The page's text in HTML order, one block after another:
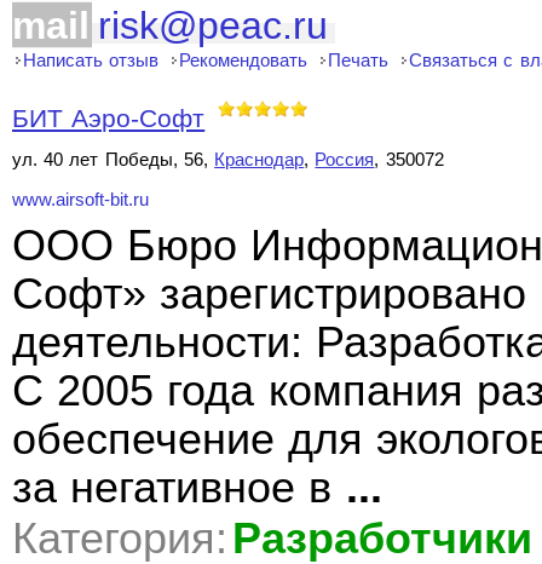
mail risk@peac.ru
Написать отзыв Рекомендовать Печать Связаться с
БИТ Аэро-Софт
ул. 40 лет Победы, 56, Краснодар, Россия, 350072
www.airsoft-bit.ru
ООО Бюро
Софт»
деятельности:
С 2005 года компания
обеспечение для
за негативное в ...
Категория: